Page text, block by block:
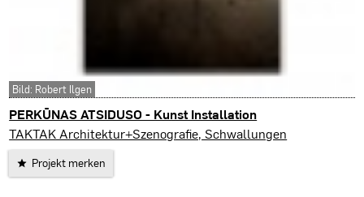
PERKŪNAS ATSIDUSO - Kunst Installation
Dūburio Sala (LT)
TAKTAK Architektur+Szenografie, Schwallungen
Projekt merken
Bild: Robert Ilgen